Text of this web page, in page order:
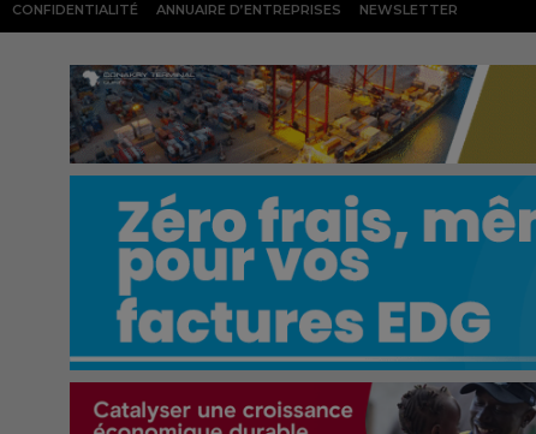
CONFIDENTIALITÉ ANNUAIRE D’ENTREPRISES NEWSLETTER